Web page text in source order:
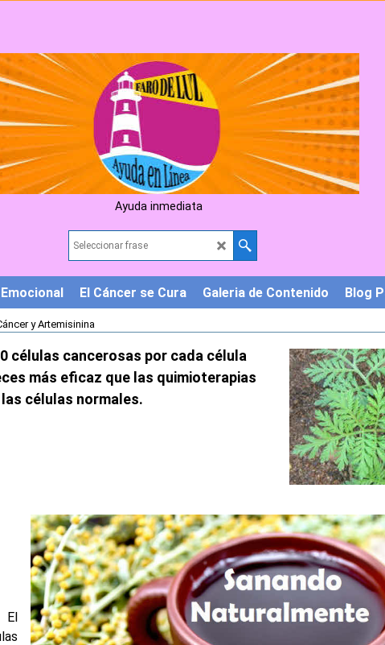
Ayuda inmediata
El Cáncer se Cura Galeria de Contenido Blog
y Artemisinina
células cancerosas por cada célula
más eficaz que las quimioterapias
células normales.
El